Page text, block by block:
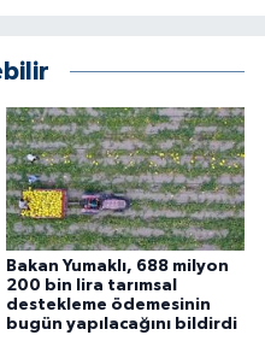
Bakan Yumaklı, 688 milyon
200 bin lira tarımsal
destekleme ödemesinin
bugün yapılacağını bildirdi